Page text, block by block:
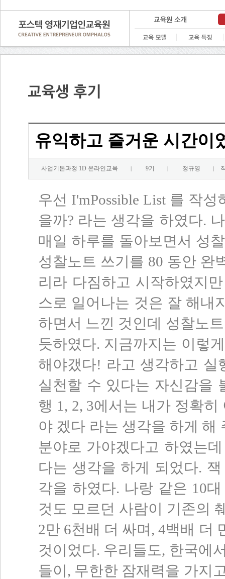
유익하고 즐거운 시간이
사업기본과정 1D 온라인교육 9기 정규영
우선 I'mPossible List 를 작
을까? 라는 생각을 하였다.
매일 하루를 돌아보면서 성
성찰노트 쓰기를 80 동안 완
리라 다짐하고 시작하였지
스로 일어나는 것은 잘 해내
하면서 느낀 것인데 성찰노
듯하였다. 지금까지는 이렇
해야갰다! 라고 생각하고 실
실천할 수 있다는 자신감을
행 1, 2, 3에서는 내가 정확
야 겠다 라는 생각을 하게 해
분야로 가야겠다고 하였는
다는 생각을 하게 되었다.
각을 하였다. 나랑 같은 10
것도 모르던 사람이 기존의
2만 6천배 더 싸며, 4백배 더
것이었다. 우리들도, 한국에
들이, 무한한 잠재력을 가지